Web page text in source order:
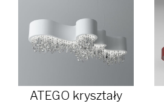
ATEGO kryształy